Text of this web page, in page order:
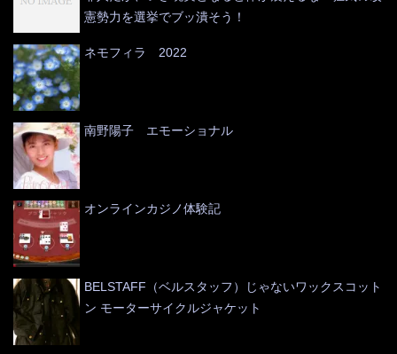
憲勢力を選挙でブッ潰そう！
ネモフィラ 2022
南野陽子 エモーショナル
オンラインカジノ体験記
BELSTAFF（ベルスタッフ）じゃないワックスコット
ン モーターサイクルジャケット